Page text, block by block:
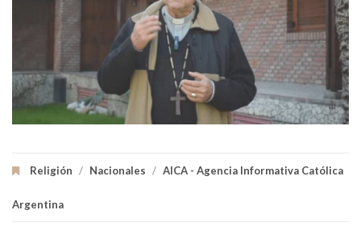
Religión / Nacionales / AICA - Agencia Informativa Católica
Argentina